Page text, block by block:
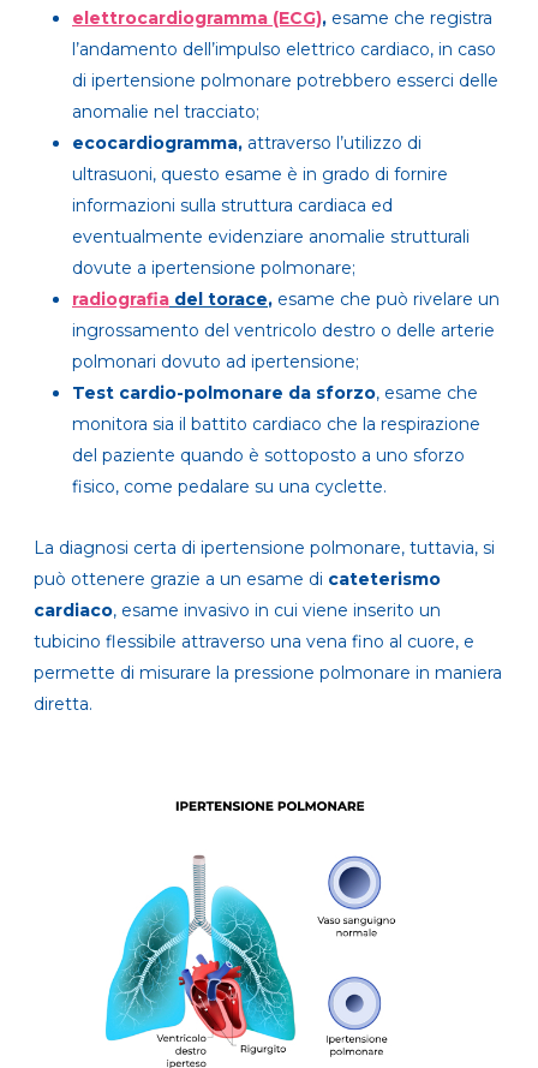
elettrocardiogramma (ECG), esame che registra
l’andamento dell’impulso elettrico cardiaco, in caso
di ipertensione polmonare potrebbero esserci delle
anomalie nel tracciato;
ecocardiogramma, attraverso l’utilizzo di
ultrasuoni, questo esame è in grado di fornire
informazioni sulla struttura cardiaca ed
eventualmente evidenziare anomalie strutturali
dovute a ipertensione polmonare;
radiografia del torace, esame che può rivelare un
ingrossamento del ventricolo destro o delle arterie
polmonari dovuto ad ipertensione;
Test cardio-polmonare da sforzo, esame che
monitora sia il battito cardiaco che la respirazione
del paziente quando è sottoposto a uno sforzo
fisico, come pedalare su una cyclette.
La diagnosi certa di ipertensione polmonare, tuttavia, si
può ottenere grazie a un esame di cateterismo
cardiaco, esame invasivo in cui viene inserito un
tubicino flessibile attraverso una vena fino al cuore, e
permette di misurare la pressione polmonare in maniera
diretta.